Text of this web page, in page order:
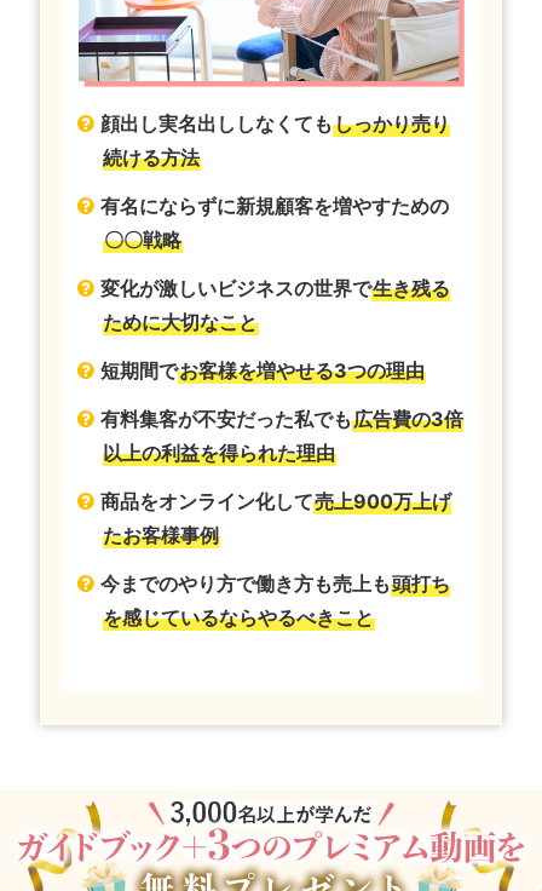
顔出し実名出ししなくてもしっかり売り
続ける方法
有名にならずに新規顧客を増やすための
〇〇戦略
変化が激しいビジネスの世界で生き残る
ために大切なこと
短期間でお客様を増やせる3つの理由
有料集客が不安だった私でも広告費の3倍
以上の利益を得られた理由
商品をオンライン化して売上900万上げ
たお客様事例
今までのやり方で働き方も売上も頭打ち
を感じているならやるべきこと